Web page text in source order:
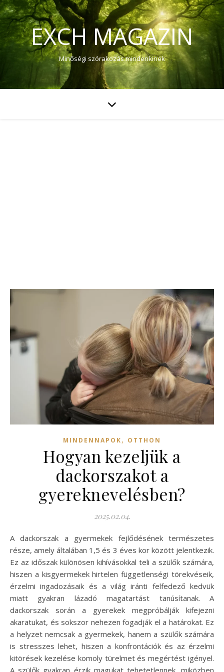
EXCH MAGAZIN
Minőségi szórakozás mindenkinek
MINDENNAPOK, OTTHON
Hogyan kezeljük a
dackorszakot a
gyereknevelésben?
2025.02.04.
A dackorszak a gyermekek fejlődésének természetes
része, amely általában 1,5 és 3 éves kor között jelentkezik.
Ez az időszak különösen kihívásokkal teli a szülők számára,
hiszen a kisgyermekek hirtelen függetlenségi törekvéseik,
érzelmi ingadozásaik és a világ iránti felfedező kedvük
miatt gyakran lázadó magatartást tanúsítanak. A
dackorszak során a gyerekek megpróbálják kifejezni
akaratukat, és sokszor nehezen fogadják el a határokat. Ez
a helyzet nemcsak a gyermekek, hanem a szülők számára
is stresszes lehet, hiszen a konfrontációk és az érzelmi
kitörések kezelése komoly türelmet és megértést igényel.
A szülők gyakran érzik magukat tehetetlennek, miközben